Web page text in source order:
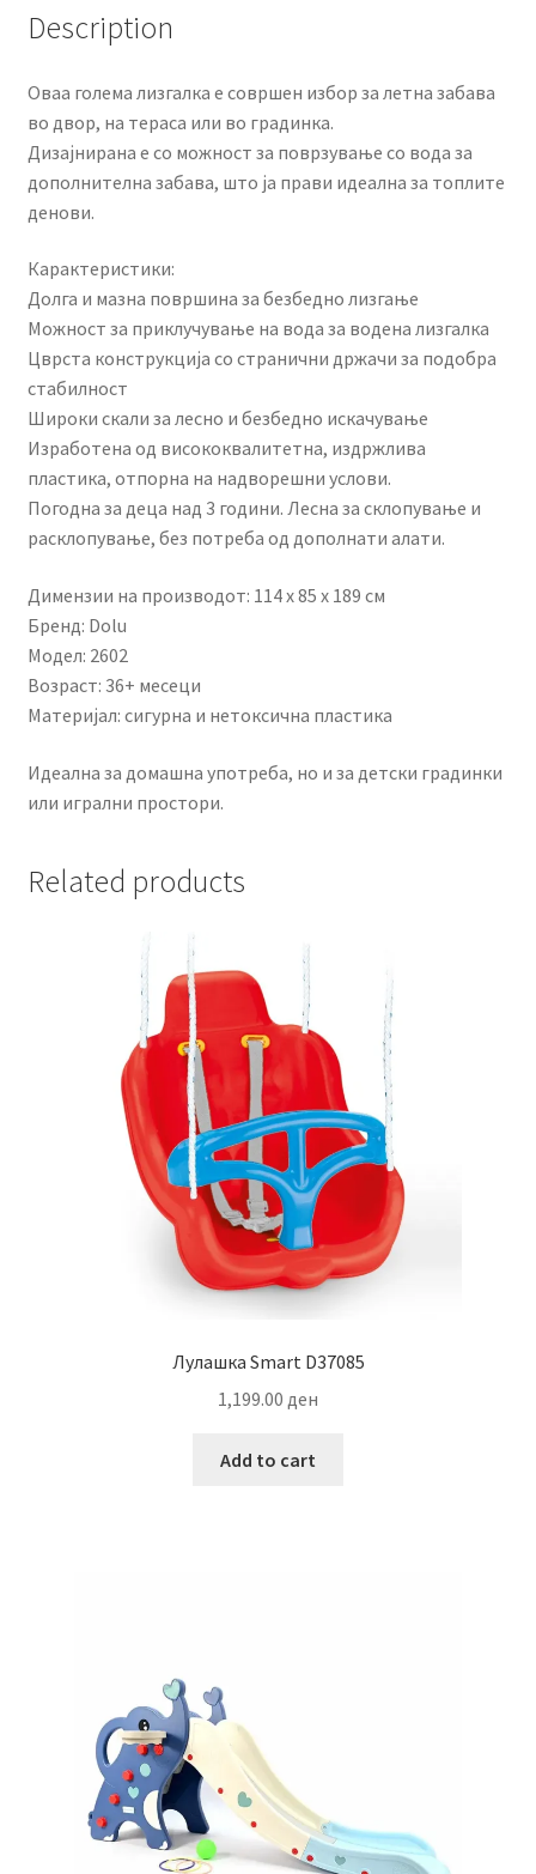
Description
Оваа голема лизгалка е совршен избор за летна забава
во двор, на тераса или во градинка.
Дизајнирана е со можност за поврзување со вода за
дополнителна забава, што ја прави идеална за топлите
денови.
Карактеристики:
Долга и мазна површина за безбедно лизгање
Можност за приклучување на вода за водена лизгалка
Цврста конструкција со странични држачи за подобра
стабилност
Широки скали за лесно и безбедно искачување
Изработена од висококвалитетна, издржлива
пластика, отпорна на надворешни услови.
Погодна за деца над 3 години. Лесна за склопување и
расклопување, без потреба од дополнати алати.
Димензии на производот: 114 х 85 х 189 см
Бренд: Dolu
Модел: 2602
Возраст: 36+ месеци
Материјал: сигурна и нетоксична пластика
Идеална за домашна употреба, но и за детски градинки
или игрални простори.
Related products
Лулашка Smart D37085
1,199.00 ден
Add to cart